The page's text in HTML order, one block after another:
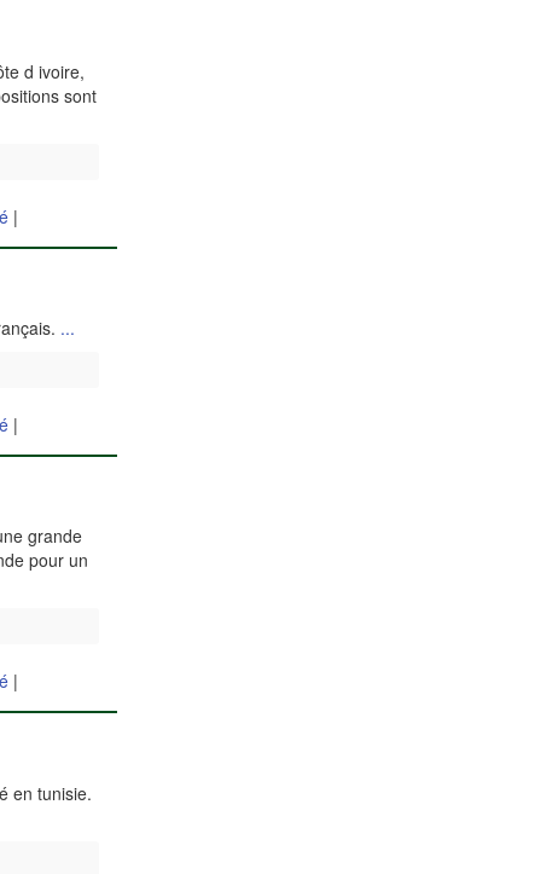
d ivoire,
sont
|
...
|
grande
pour un
|
en tunisie.